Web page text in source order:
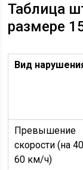
Таблица
размере
Вид
Превышение
скорости (на
60 км/ч)